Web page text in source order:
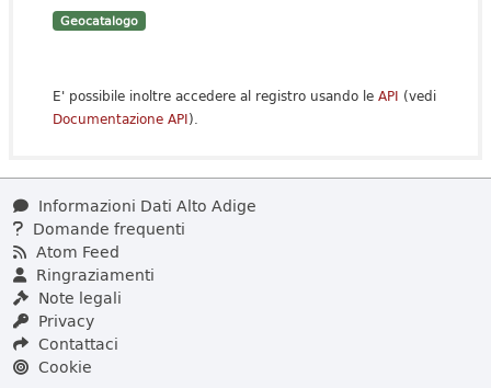
Geocatalogo
E' possibile inoltre accedere al registro usando le API (vedi
Documentazione API).
Informazioni Dati Alto Adige
Domande frequenti
Atom Feed
Ringraziamenti
Note legali
Privacy
Contattaci
Cookie